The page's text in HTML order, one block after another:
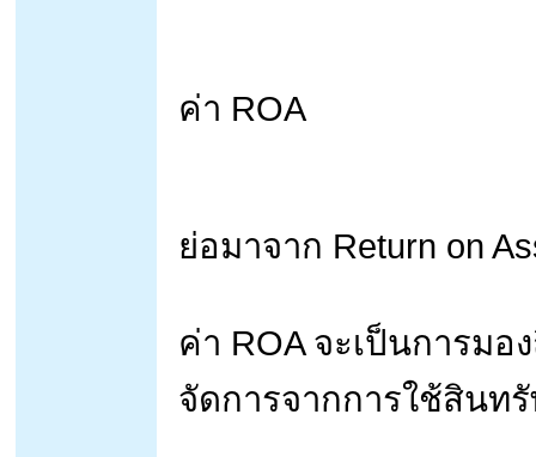
ค่า ROA
ย่อมาจาก Return on
ค่า ROA จะเป็นการมอ
จัดการจากการใช้สินท